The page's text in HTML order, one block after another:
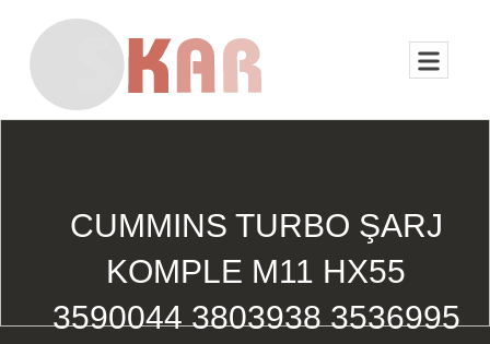
CUMMINS TURBO ŞARJ
KOMPLE M11 HX55
3590044 3803938 3536995